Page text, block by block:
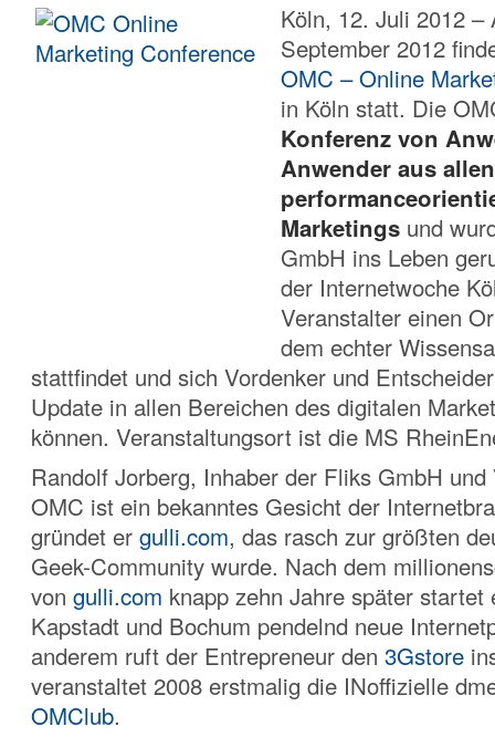
Köln, 12. Juli 2012 –
September 2012
OMC – Online
in Köln statt. Die
Konferenz von
Anwender aus
Marketings und
GmbH ins Leben
der Internetwoche
Veranstalter einen
dem echter
stattfindet und sich Vordenker und
Update in allen Bereichen des digitalen
können. Veranstaltungsort ist die MS
Randolf Jorberg, Inhaber der Fliks GmbH
OMC ist ein bekanntes Gesicht der
gründet er gulli.com, das rasch zur größten
Geek-Community wurde. Nach dem
von gulli.com knapp zehn Jahre später startet
Kapstadt und Bochum pendelnd neue
anderem ruft der Entrepreneur den 3Gstore
veranstaltet 2008 erstmalig die INoffizielle
OMClub.